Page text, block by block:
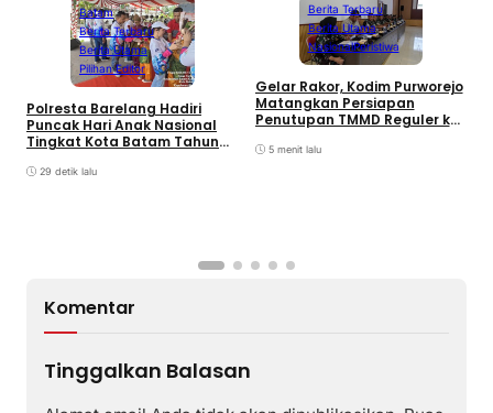
Batam
Berita Terbaru
Berita Utama
Pilihan Editor
Polresta Barelang Hadiri
Puncak Hari Anak Nasional
Tingkat Kota Batam Tahun
29 detik lalu
Berita Terbaru
Berita Utama
NasionalPeristiwa
Gelar Rakor, Kodim Purworejo
Matangkan Persiapan
Penutupan TMMD Reguler ke-
5 menit lalu
Komentar
Tinggalkan Balasan